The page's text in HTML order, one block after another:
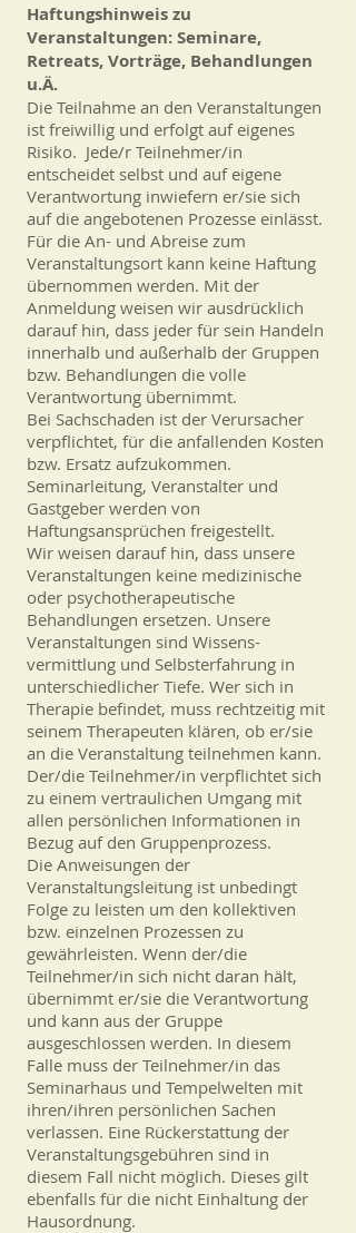
Haftungshinweis zu
Veranstaltungen: Seminare,
Retreats, Vorträge, Behandlungen
u.Ä.
Die Teilnahme an den Veranstaltungen
ist freiwillig und erfolgt auf eigenes
Risiko. Jede/r Teilnehmer/in
entscheidet selbst und auf eigene
Verantwortung inwiefern er/sie sich
auf die angebotenen Prozesse einlässt.
Für die An- und Abreise zum
Veranstaltungsort kann keine Haftung
übernommen werden. Mit der
Anmeldung weisen wir ausdrücklich
darauf hin, dass jeder für sein Handeln
innerhalb und außerhalb der Gruppen
bzw. Behandlungen die volle
Verantwortung übernimmt.
Bei Sachschaden ist der Verursacher
verpflichtet, für die anfallenden Kosten
bzw. Ersatz aufzukommen.
Seminarleitung, Veranstalter und
Gastgeber werden von
Haftungsansprüchen freigestellt.
Wir weisen darauf hin, dass unsere
Veranstaltungen keine medizinische
oder psychotherapeutische
Behandlungen ersetzen. Unsere
Veranstaltungen sind Wissens-
vermittlung und Selbsterfahrung in
unterschiedlicher Tiefe. Wer sich in
Therapie befindet, muss rechtzeitig mit
seinem Therapeuten klären, ob er/sie
an die Veranstaltung teilnehmen kann.
Der/die Teilnehmer/in verpflichtet sich
zu einem vertraulichen Umgang mit
allen persönlichen Informationen in
Bezug auf den Gruppenprozess.
Die Anweisungen der
Veranstaltungsleitung ist unbedingt
Folge zu leisten um den kollektiven
bzw. einzelnen Prozessen zu
gewährleisten. Wenn der/die
Teilnehmer/in sich nicht daran hält,
übernimmt er/sie die Verantwortung
und kann aus der Gruppe
ausgeschlossen werden. In diesem
Falle muss der Teilnehmer/in das
Seminarhaus und Tempelwelten mit
ihren/ihren persönlichen Sachen
verlassen. Eine Rückerstattung der
Veranstaltungsgebühren sind in
diesem Fall nicht möglich. Dieses gilt
ebenfalls für die nicht Einhaltung der
Hausordnung.